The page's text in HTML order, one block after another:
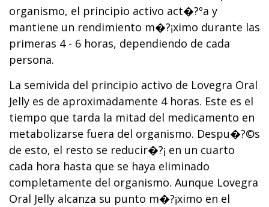
organismo, el principio activo act�?ºa y
mantiene un rendimiento m�?¡ximo durante las
primeras 4 - 6 horas, dependiendo de cada
persona.
La semivida del principio activo de Lovegra Oral
Jelly es de aproximadamente 4 horas. Este es el
tiempo que tarda la mitad del medicamento en
metabolizarse fuera del organismo. Despu�?©s
de esto, el resto se reducir�?¡ en un cuarto
cada hora hasta que se haya eliminado
completamente del organismo. Aunque Lovegra
Oral Jelly alcanza su punto m�?¡ximo en el